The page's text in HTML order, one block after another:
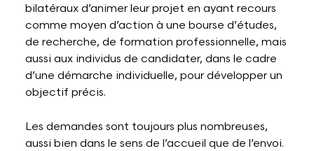
bilatéraux d’animer leur projet en ayant recours
comme moyen d’action à une bourse d’études,
de recherche, de formation professionnelle, mais
aussi aux individus de candidater, dans le cadre
d’une démarche individuelle, pour développer un
objectif précis.
Les demandes sont toujours plus nombreuses,
aussi bien dans le sens de l’accueil que de l’envoi.